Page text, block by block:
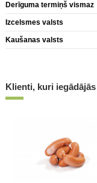
Derīguma termiņš vismaz
Izcelsmes valsts
Kaušanas valsts
Klienti, kuri